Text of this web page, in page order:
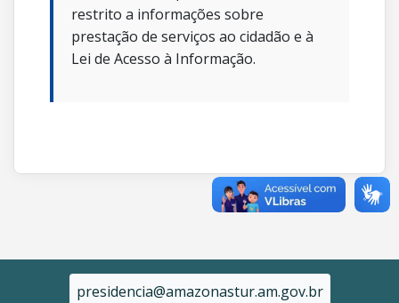
restrito a informações sobre
prestação de serviços ao cidadão e à
Lei de Acesso à Informação.
presidencia@amazonastur.am.gov.br